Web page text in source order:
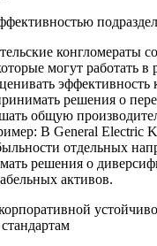
конгломераты
могут работать в
эффективность
решения о
общую
В General Electric
отдельных
решения о
активов.